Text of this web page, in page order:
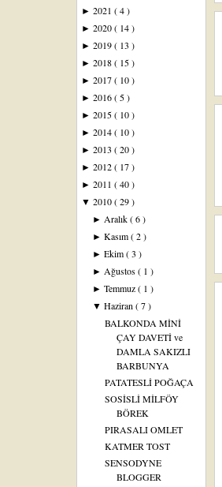
► 2021 ( 4 )
► 2020( 14 )
► 2019( 13 )
► 2018( 15 )
► 2017( 10 )
► 2016( 5 )
► 2015( 10 )
► 2014( 10 )
► 2013 ( 20 )
► 2012( 17 )
► 2011 ( 40 )
▼ 2010( 29 )
►Aralık( 6 )
►Kasım( 2 )
►Ekim( 3 )
►Ağustos( 1 )
►Temmuz( 1 )
▼Haziran( 7 )
BALKONDA MİNİ
ÇAY DAVETİ ve
DAMLA SAKIZLI
BARBUNYA
PATATESLİ POĞAÇA
SOSİSLİ MİLFÖY
BÖREK
PIRASALI OMLET
KATMER TOST
SENSODYNE
BLOGGER